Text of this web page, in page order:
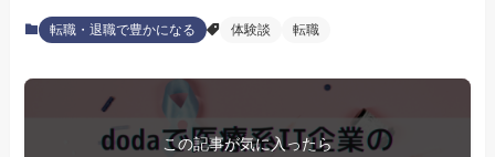
転職・退職で豊かになる 体験談 転職
この記事が気に入ったら